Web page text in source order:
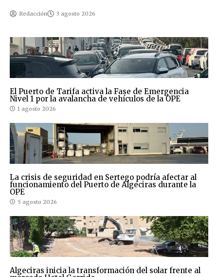
Redacción 3 agosto 2026
El Puerto de Tarifa activa la Fase de Emergencia
Nivel 1 por la avalancha de vehículos de la OPE
1 agosto 2026
La crisis de seguridad en Sertego podría afectar al
funcionamiento del Puerto de Algeciras durante la
OPE
5 agosto 2026
Algeciras inicia la transformación del solar frente al